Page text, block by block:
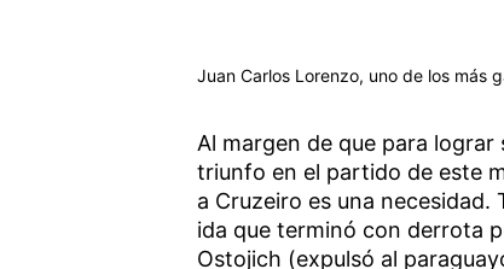
Juan Carlos Lorenzo, uno de los más
Al margen de que para
triunfo en el partido de este
a Cruzeiro es una necesidad.
ida que terminó con derrota
Ostojich (expulsó al